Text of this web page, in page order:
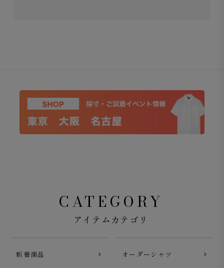
CATEGORY
アイテムカテゴリ
新着商品 オーダーシャツ